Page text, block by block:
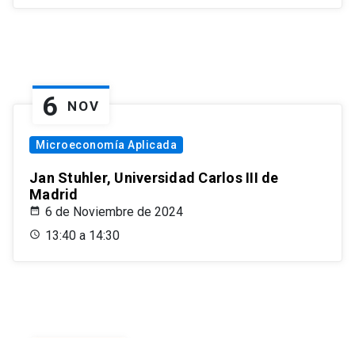
6 NOV
Microeconomía Aplicada
Jan Stuhler, Universidad Carlos III de
Madrid
6 de Noviembre de 2024
13:40 a 14:30